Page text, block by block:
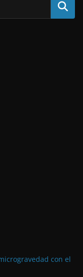
Buscar
con el